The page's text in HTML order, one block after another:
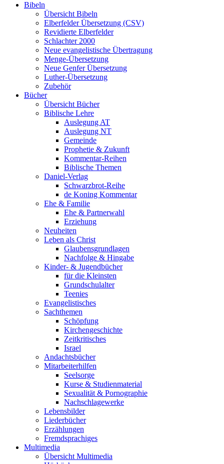
Bibeln
Übersicht Bibeln
Elberfelder Übersetzung (CSV)
Revidierte Elberfelder
Schlachter 2000
Neue evangelistische Übertragung
Menge-Übersetzung
Neue Genfer Übersetzung
Luther-Übersetzung
Zubehör
Bücher
Übersicht Bücher
Biblische Lehre
Auslegung AT
Auslegung NT
Gemeinde
Prophetie & Zukunft
Kommentar-Reihen
Biblische Themen
Daniel-Verlag
Schwarzbrot-Reihe
de Koning Kommentar
Ehe & Familie
Ehe & Partnerwahl
Erziehung
Neuheiten
Leben als Christ
Glaubensgrundlagen
Nachfolge & Hingabe
Kinder- & Jugendbücher
für die Kleinsten
Grundschulalter
Teenies
Evangelistisches
Sachthemen
Schöpfung
Kirchengeschichte
Zeitkritisches
Israel
Andachtsbücher
Mitarbeiterhilfen
Seelsorge
Kurse & Studienmaterial
Sexualität & Pornographie
Nachschlagewerke
Lebensbilder
Liederbücher
Erzählungen
Fremdsprachiges
Multimedia
Übersicht Multimedia